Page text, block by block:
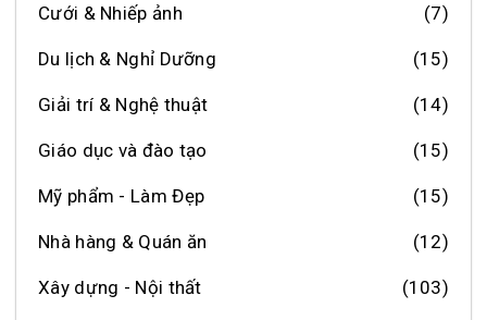
Cưới & Nhiếp ảnh (7)
Du lịch & Nghỉ Dưỡng (15)
Giải trí & Nghệ thuật (14)
Giáo dục và đào tạo (15)
Mỹ phẩm - Làm Đẹp (15)
Nhà hàng & Quán ăn (12)
Xây dựng - Nội thất (103)